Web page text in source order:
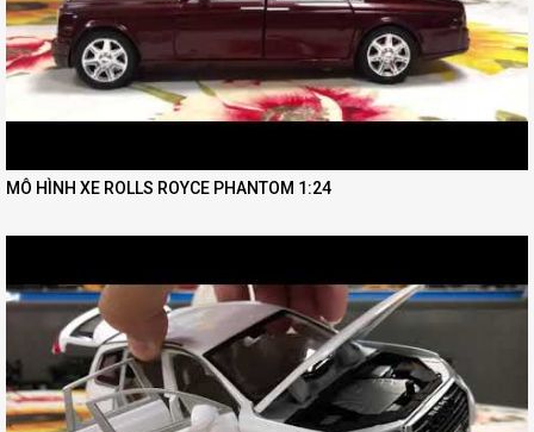
MÔ HÌNH XE ROLLS ROYCE PHANTOM 1:24